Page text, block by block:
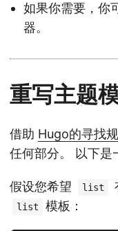
如果你需要，你
器。
重写主题
借助 Hugo的寻找
任何部分。 以下是
假设您希望 list
list 模板：